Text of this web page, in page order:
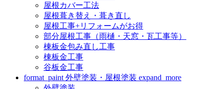
屋根カバー工法
屋根葺き替え・葺き直し
屋根工事+リフォームがお得
部分屋根工事（雨樋・天窓・瓦工事等）
棟板金包み直し工事
棟板金工事
谷板金工事
format_paint 外壁塗装・屋根塗装 expand_more